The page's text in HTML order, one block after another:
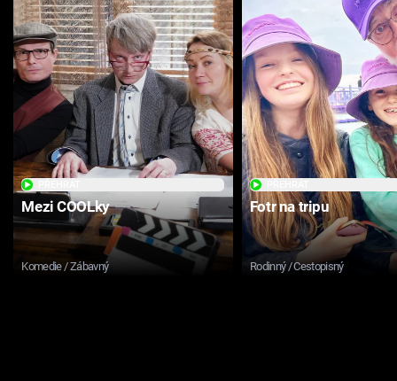
Mezi COOLky
Komedie / Zábavný
Fotr na tripu
Rodinný / Cestopisný